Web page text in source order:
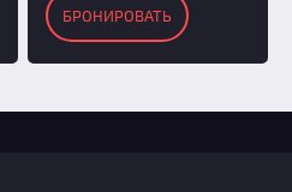
БРОНИРОВАТЬ